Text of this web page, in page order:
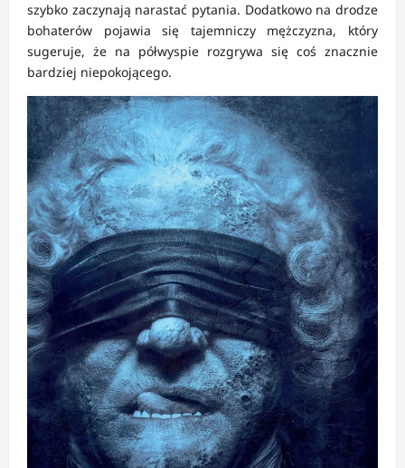
szybko zaczynają narastać pytania. Dodatkowo na drodze
bohaterów pojawia się tajemniczy mężczyzna, który
sugeruje, że na półwyspie rozgrywa się coś znacznie
bardziej niepokojącego.